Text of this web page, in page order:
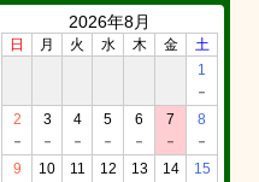
2026年8月
日 月 火 水 木 金
土
1
－
2
－
3
－
4
－
5
－
6
－
7
－
8
－
9 10 11 12 13 14 15